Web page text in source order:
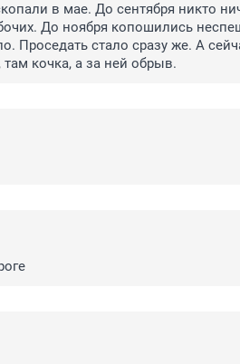
в мае. До сентября никто
До ноября копошились
Проседать стало сразу же. А
кочка, а за ней обрыв.